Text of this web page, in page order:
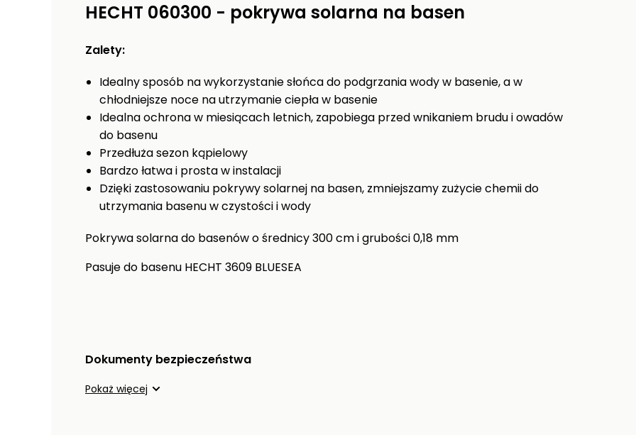
HECHT 060300 - pokrywa solarna na basen
Zalety:
Idealny sposób na wykorzystanie słońca do podgrzania wody w basenie, a w
chłodniejsze noce na utrzymanie ciepła w basenie
Idealna ochrona w miesiącach letnich, zapobiega przed wnikaniem brudu i owadów
do basenu
Przedłuża sezon kąpielowy
Bardzo łatwa i prosta w instalacji
Dzięki zastosowaniu pokrywy solarnej na basen, zmniejszamy zużycie chemii do
utrzymania basenu w czystości i wody
Pokrywa solarna do basenów o średnicy 300 cm i grubości 0,18 mm
Pasuje do basenu HECHT 3609 BLUESEA
Dokumenty bezpieczeństwa
Pokaż więcej